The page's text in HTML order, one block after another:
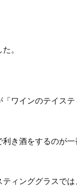
。
ワインのテイス
き酒をするのが
ィンググラスで